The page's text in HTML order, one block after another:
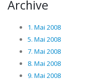
Archive
1. Mai 2008
5. Mai 2008
7. Mai 2008
8. Mai 2008
9. Mai 2008